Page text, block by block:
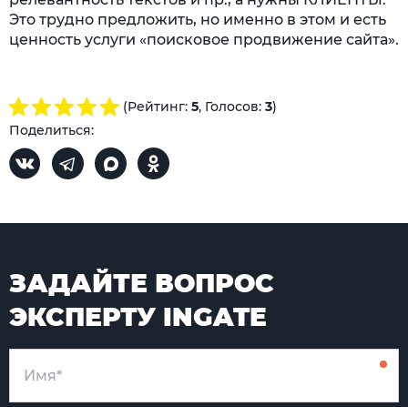
Это трудно предложить, но именно в этом и есть
ценность услуги «поисковое продвижение сайта».
(Рейтинг: 5, Голосов: 3)
Поделиться:
ЗАДАЙТЕ ВОПРОС
ЭКСПЕРТУ INGATE